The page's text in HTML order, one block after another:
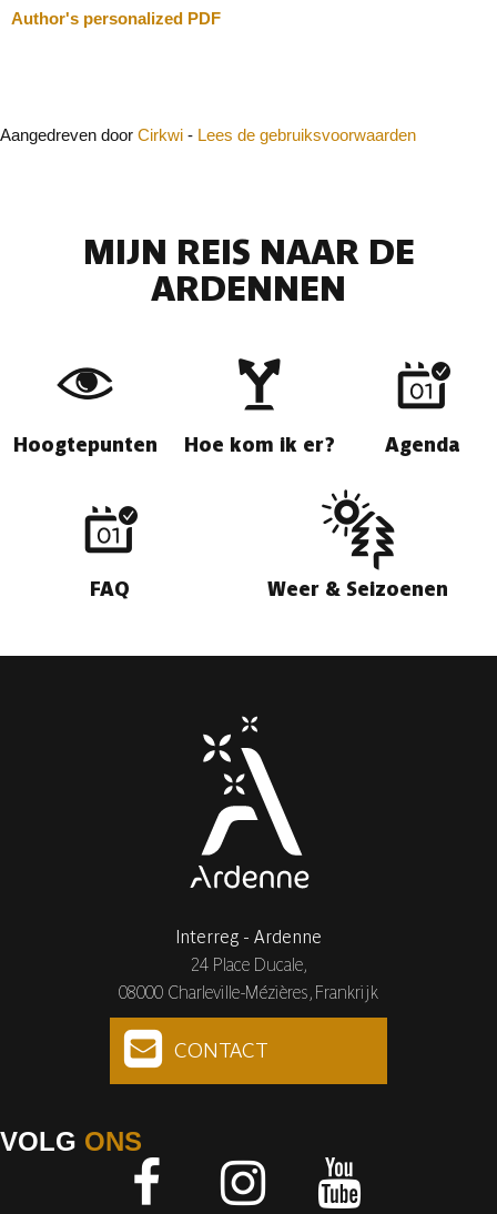
Author's personalized PDF
Aangedreven door Cirkwi - Lees de gebruiksvoorwaarden
MIJN REIS NAAR DE
ARDENNEN
Hoogtepunten Hoe kom ik er? Agenda
FAQ Weer & Seizoenen
Interreg - Ardenne
24 Place Ducale,
08000 Charleville-Mézières, Frankrijk
CONTACT
VOLG ONS